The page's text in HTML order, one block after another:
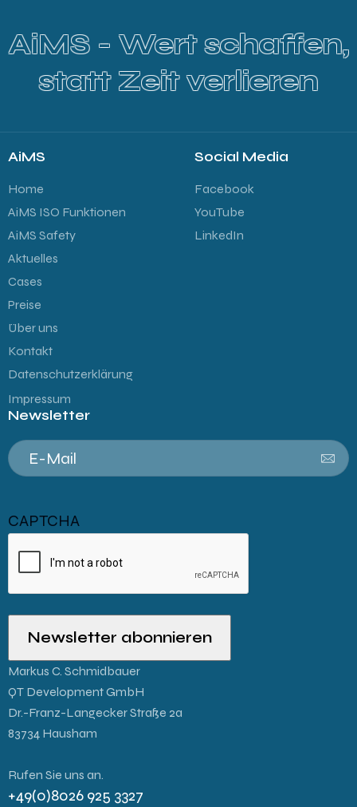
AiMS - Wert schaffen,
statt Zeit verlieren
Markus C. Schmidbauer
QT Development GmbH
Dr.-Franz-Langecker Straße 2a
83734 Hausham
Rufen Sie uns an.
+49(0)8026 925 3327
AiMS
Home
AiMS ISO Funktionen
AiMS Safety
Aktuelles
Cases
Preise
Über uns
Kontakt
Datenschutzerklärung
Impressum
Social Media
Facebook
YouTube
LinkedIn
Newsletter
E
-
a
CAPTCHA